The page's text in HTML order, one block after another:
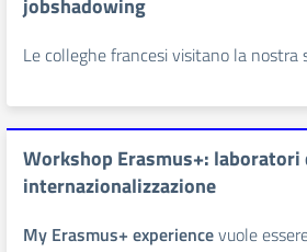
jobshadowing
Le colleghe francesi visitano la nostra
Workshop Erasmus+: laboratori
internazionalizzazione
My Erasmus+ experiencevuole